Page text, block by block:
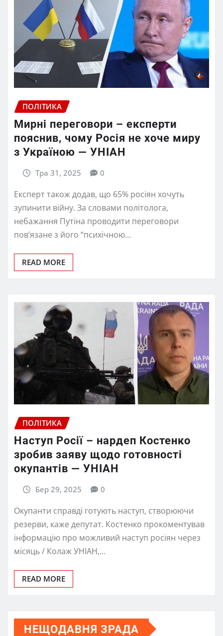
ПОЛІТИКА
Мирні переговори – експерти
пояснив, чому Росія не хоче миру
з Україною — УНІАН
Тра 31, 2025 0
Експерт також додав, що 65% росіян хочуть
зупинити війну. За словами політолога,
небажання Путіна проводити переговори
пов’язане з його “психічною…
READ MORE
ПОЛІТИКА
Наступ Росії – нардеп Костенко
зробив заяву щодо готовності
окупантів — УНІАН
Бер 29, 2025 0
Окупанти справді готують наступ, створюючи
резерви, каже депутат. Костенко прокоментував
інформацію про можливий наступ росіян через
місяць / Колаж УНІАН,…
READ MORE
НЕЩОДАВНЯ ЗРАДА